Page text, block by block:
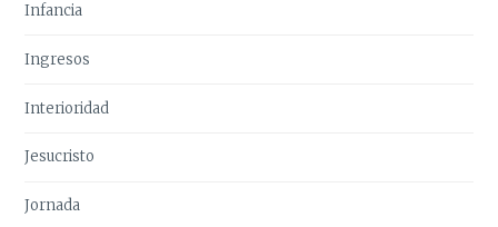
Infancia
Ingresos
Interioridad
Jesucristo
Jornada